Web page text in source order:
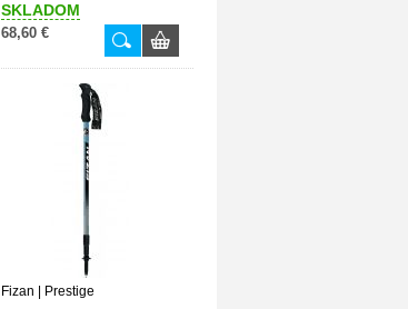
SKLADOM
68,60 €
Fizan | Prestige